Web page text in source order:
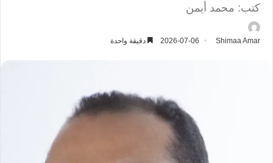
كتب: محمد أيمن
Shimaa Amar
2026-07-06 دقيقة واحدة